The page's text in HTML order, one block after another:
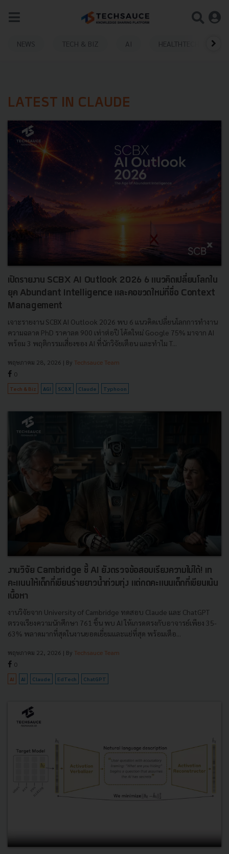
NEWS TECH & BIZ AI HEALTHTECH
LATEST IN CLAUDE
เปิดรายงาน SCBX AI Outlook 2026 6 แนวคิดเปลี่ยนโลกใน
ยุค Abundant Intelligence และคอขวดใหม่ที่ชื่อ Context
Management
เจาะรายงาน SCBX AI Outlook 2026 พบ 6 แนวคิดเปลี่ยนโลกการทำงาน
ความฉลาด PhD ราคาลด 900 เท่าต่อปี โค้ดใหม่ Google 75% มาจาก AI
พร้อม 3 พฤติกรรมเสี่ยงของ AI ที่นักวิจัยเตือน และทำไม T...
พฤษภาคม 28, 2026 | By Techsauce Team
0
Tech & Biz AGI SCBX Claude Typhoon
งานวิจัย Cambridge ชี้ AI ยังตรวจข้อสอบเรียงความไม่ได้! เท
คะแนนให้เด็กที่เขียนร่ายยาวน้ำท่วมทุ่ง แต่กดคะแนนเด็กที่เขียนเน้น
เนื้อหา
งานวิจัยจาก University of Cambridge ทดสอบ Claude และ ChatGPT
ตรวจเรียงความนักศึกษา 761 ชิ้น พบ AI ให้เกรดตรงกับอาจารย์เพียง 35-
63% พลาดมากที่สุดในงานยอดเยี่ยมและแย่ที่สุด พร้อมเตือ...
พฤษภาคม 22, 2026 | By Techsauce Team
0
AI AI Claude EdTech ChatGPT